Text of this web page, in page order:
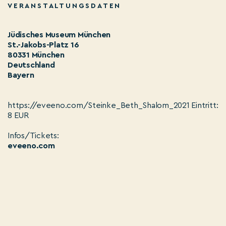
VERANSTALTUNGSDATEN
Jüdisches Museum München
St.-Jakobs-Platz 16
80331 München
Deutschland
Bayern
https://eveeno.com/Steinke_Beth_Shalom_2021 Eintritt:
8 EUR
Infos/Tickets:
eveeno.com